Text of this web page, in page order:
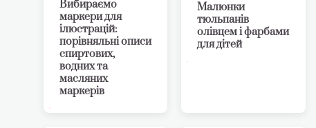
Вибираємо
маркери для
ілюстрацій:
порівняльні описи
спиртових,
водних та
масляних
маркерів
Малюнки
тюльпанів
олівцем і фарбами
для дітей